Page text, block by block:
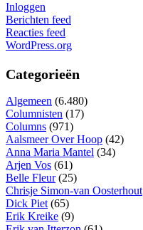
Inloggen
Berichten feed
Reacties feed
WordPress.org
Categorieën
Algemeen (6.480)
Columnisten (17)
Columns (971)
Aalsmeer Over Hoop (42)
Anna Maria Mantel (34)
Arjen Vos (61)
Belle Fleur(25)
Chrisje Simon-van Oosterhout
Dick Piet (65)
Erik Kreike (9)